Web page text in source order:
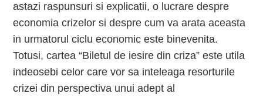
astazi raspunsuri si explicatii, o lucrare despre
economia crizelor si despre cum va arata aceasta
in urmatorul ciclu economic este binevenita.
Totusi, cartea “Biletul de iesire din criza” este utila
indeosebi celor care vor sa inteleaga resorturile
crizei din perspectiva unui adept al